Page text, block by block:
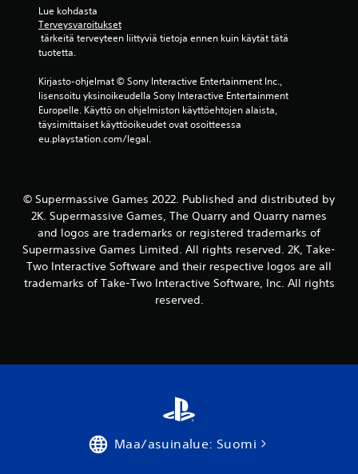
Lue kohdasta
Terveysvaroitukset
tuotetta.
Kirjasto-ohjelmat © Sony Interactive Entertainment Inc.,
lisensoitu yksinoikeudella Sony Interactive Entertainment
Europelle. Käyttö on ohjelmiston käyttöehtojen alaista,
täysimittaiset käyttöoikeudet ovat osoitteessa
eu.playstation.com/legal.
© Supermassive Games 2022. Published and distributed by
2K. Supermassive Games, The Quarry and Quarry names
and logos are trademarks or registered trademarks of
Supermassive Games Limited. All rights reserved. 2K, Take-
Two Interactive Software and their respective logos are all
trademarks of Take-Two Interactive Software, Inc. All rights
reserved.
Maa/asuinalue: Suomi